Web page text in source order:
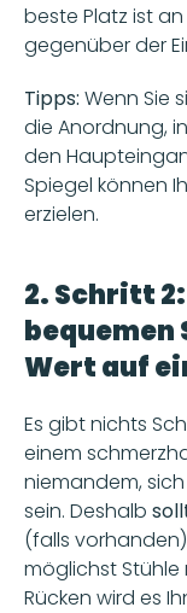
beste Platz ist
gegenüber der
Tipps: Wenn Sie
die Anordnung,
den
Spiegel können
erzielen.
2. Schritt
bequemen
Wert auf
Es gibt nichts
einem
niemandem,
sein. Deshalb
(falls
möglichst Stühle
Rücken wird es